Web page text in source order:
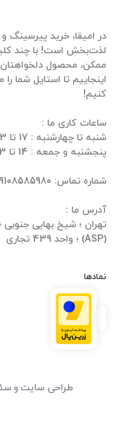
در امیقا، خرید
لذت‌بخش است! با چند
ممکن، محصول دلخواهتان
اینجاییم تا استایل شما
تهران ؛ شیخ بهایی جنوبی
(ASP) ؛ واحد 439 تجاری
نمادها
طراحی سایت و